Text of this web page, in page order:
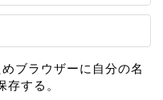
ブラウザーに自分の名
する。